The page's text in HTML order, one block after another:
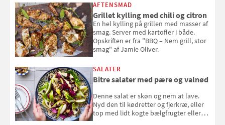
AFTENSMAD
Grillet kylling med chili og citron
En hel kylling på grillen med masser af
smag. Server med kartofler i både.
Opskriften er fra "BBQ – Nem grill, stor
smag" af Jamie Oliver.
SALATER
Bitre salater med pære og valnød
Denne salat er skøn og nem at lave.
Nyd den til kødretter og fjerkræ, eller
top med lidt kogte bælgfrugter eller